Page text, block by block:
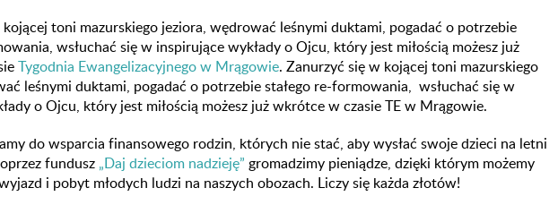
toni mazurskiego jeziora, wędrować leśnymi duktami, pogadać o potrzebie
wsłuchać się w inspirujące wykłady o Ojcu, który jest miłością możesz już
Tygodnia Ewangelizacyjnego w Mrągowie. Zanurzyć się w kojącej toni mazurskiego
leśnymi duktami, pogadać o potrzebie stałego re-formowania, wsłuchać się w
o Ojcu, który jest miłością możesz już wkrótce w czasie TE w Mrągowie.
do wsparcia finansowego rodzin, których nie stać, aby wysłać swoje dzieci na letni
fundusz „Daj dzieciom nadzieję” gromadzimy pieniądze, dzięki którym możemy
i pobyt młodych ludzi na naszych obozach. Liczy się każda złotów!